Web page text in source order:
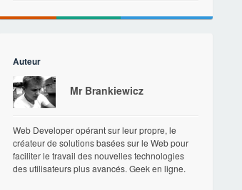
Auteur
Mr Brankiewicz
Web Developer opérant sur leur propre, le
créateur de solutions basées sur le Web pour
faciliter le travail des nouvelles technologies
des utilisateurs plus avancés. Geek en ligne.